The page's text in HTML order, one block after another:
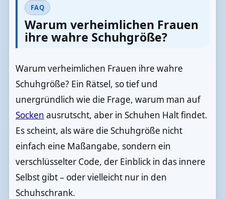
FAQ
Warum verheimlichen Frauen
ihre wahre Schuhgröße?
Warum verheimlichen Frauen ihre wahre
Schuhgröße? Ein Rätsel, so tief und
unergründlich wie die Frage, warum man auf
Socken ausrutscht, aber in Schuhen Halt findet.
Es scheint, als wäre die Schuhgröße nicht
einfach eine Maßangabe, sondern ein
verschlüsselter Code, der Einblick in das innere
Selbst gibt – oder vielleicht nur in den
Schuhschrank.